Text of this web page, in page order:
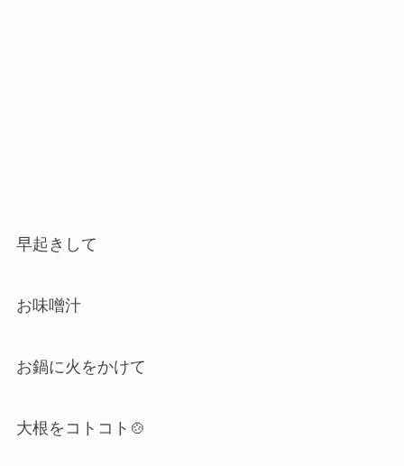
早起きして
お味噌汁
お鍋に火をかけて
大根をコトコト🍲